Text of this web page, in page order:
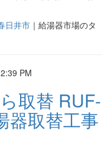
日井市 ｜給湯器市場のタ
PM
取替 RUF-
器取替工事